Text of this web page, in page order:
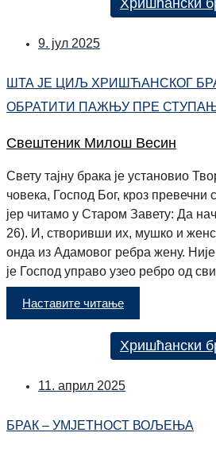
Хришћански
9. јул 2025
ШТА ЈЕ ЦИЉ ХРИШЋАНСКОГ
ОБРАТИТИ ПАЖЊУ ПРЕ
Свештеник Милош Весин
Свету тајну брака је установио
човека, Господ Бог, кроз превечни
јер читамо у Старом Завету: Да
26). И, створивши их, мушко и
онда из Адамовог ребра жену.
је Господ управо узео ребро од
Наставите читање
Хришћански
11. април 2025
БРАК – УМЈЕТНОСТ ВОЉЕЊА